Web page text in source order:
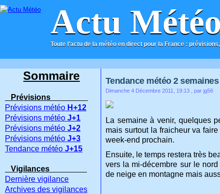
Actu
Toute l'actu de la météo en direct pour la France :
ACCUEIL CONTACT
Tendance météo 2 semaines
Dimanche 4 Décembre 2011, 19:13 , par jg56
La semaine à venir, quelques
mais surtout la fraicheur va
week-end prochain.
Ensuite, le temps restera très
vers la mi-décembre sur le
de neige en montagne mais
Sommaire
Prévisions
Prévisions météo H+12
Prévisions météo J+1
Prévisions météo J+2
Prévisions météo J+3
Tendance météo J+15
Vigilances
Dernière vigilance
Archives des vigilances